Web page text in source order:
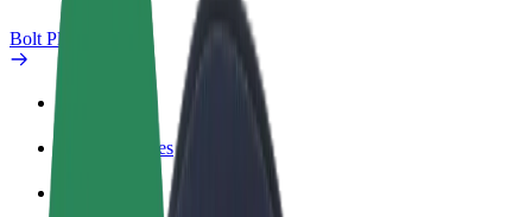
Bolt Plus
Kā pievienoties